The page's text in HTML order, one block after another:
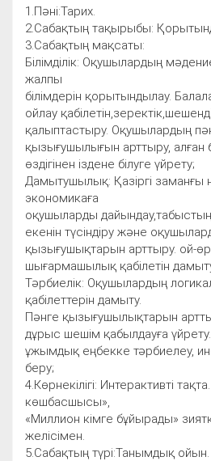
1.Пәні:Тарих.
2.Сабақтың тақырыбы:
3.Сабақтың мақсаты:
Білімділік: Оқушылардың
жалпы
білімдерін қорытындылау.
ойлау
қалыптастыру. Оқушылардың
қызығушылығын арттыру, алған
өздігінен іздене білуге үйрету;
Дамытушылық: Қазіргі заманғы
экономикаға
оқушыларды дайындау,табыстың
екенін түсіндіру және
қызығушықтарын арттыру. ой-
шығармашылық қабілетін
Тәрбиелік: Оқушылардың
қабілеттерін дамыту.
Пәнге қызығушылықтарын
дұрыс шешім қабылдауға
ұжымдық еңбекке тәрбиелеу,
беру;
4.Көрнекілігі: Интерактивті
көшбасшысы»,
«Миллион кімге бұйырады»
желісімен.
5.Сабақтың түрі:Танымдық ойын.